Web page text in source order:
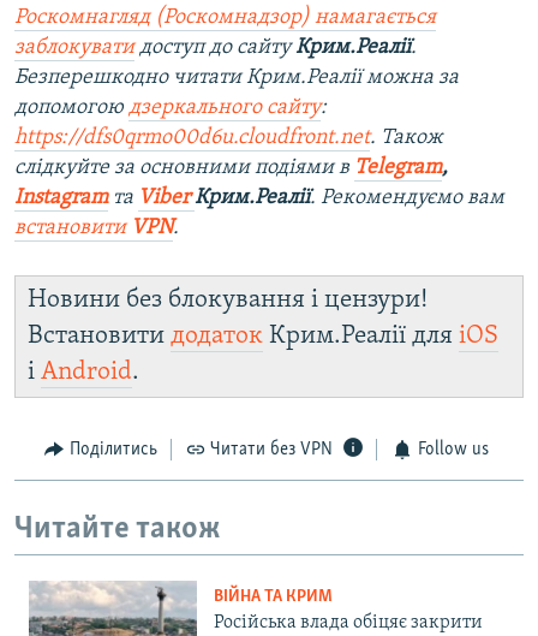
Роскомнагляд (Роскомнадзор) намагається
заблокуватидоступ до сайтуКрим.Реалії.
Безперешкодно читати Крим.Реалії можна за
допомогою дзеркального сайту:
https://dfs0qrmo00d6u.cloudfront.net. Також
слідкуйте за основними подіями в Telegram,
Instagramта ViberКрим.Реалії. Рекомендуємо вам
встановити VPN.
Новини без блокування і цензури!
Встановити додаток Крим.Реалії для iOS
і Android.
Поділитись Читати без VPN Follow us
Читайте також
ВІЙНА ТА КРИМ
Російська влада обіцяє закрити